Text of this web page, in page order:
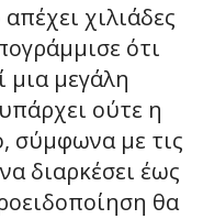
χιλιάδες
ότι
μια μεγάλη
ούτε η
σύμφωνα με τις
διαρκέσει έως
θα